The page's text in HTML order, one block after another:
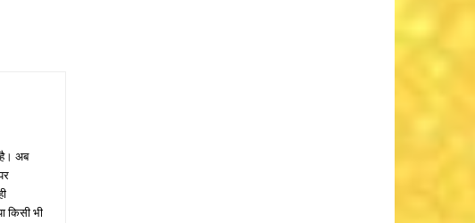
अब
किसी भी